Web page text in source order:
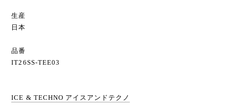
生産
日本
品番
IT26SS-TEE03
ICE & TECHNO アイスアンドテクノ